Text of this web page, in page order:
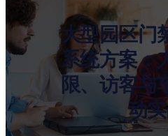
大型园区门
系统方案：
限、访客与
动